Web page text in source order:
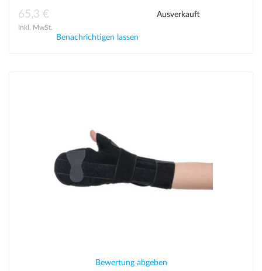
65,3 €
inkl. MwSt.
Ausverkauft
Benachrichtigen lassen
Bewertung abgeben